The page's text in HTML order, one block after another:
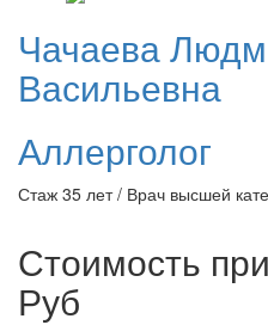
Чачаева
Васильевна
Аллерголог
Стаж 35 лет / Врач высшей
Стоимость
Руб